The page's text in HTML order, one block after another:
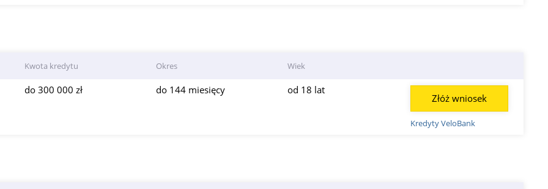
Kwota kredytu Okres Wiek
do 300 000 zł do 144 miesięcy od 18 lat
Kredyty VeloBank
Złóż wniosek